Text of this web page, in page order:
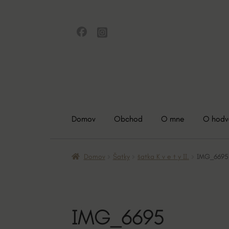
Domov Obchod O mne O
Domov Šatky šatka K v e t y II. IMG_6695
IMG_6695